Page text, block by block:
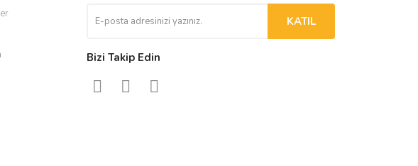
KATIL
Bizi Takip Edin